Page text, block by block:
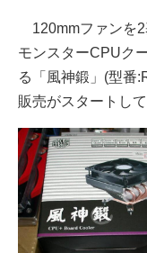
120mmファンを2
モンスターCPUク
る「風神鍛」(型番
販売がスタートして